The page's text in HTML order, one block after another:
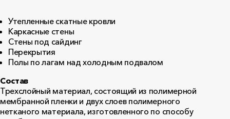
Утепленные скатные кровли
Каркасные стены
Стены под сайдинг
Перекрытия
Полы по лагам над холодным подвалом
Состав
Трехслойный материал, состоящий из полимерной
мембранной пленки и двух слоев полимерного
нетканого материала, изготовленного по способу